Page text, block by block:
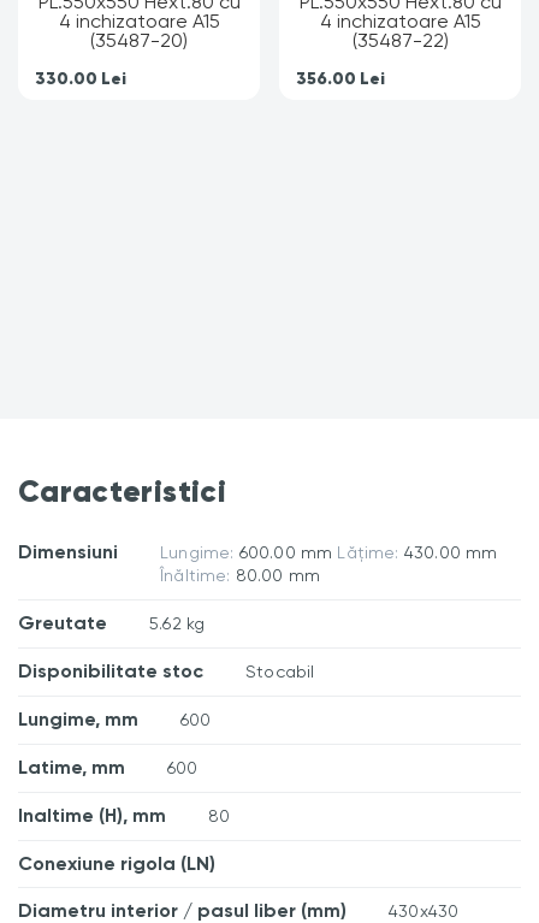
330.00 Lei 356.00 Lei
Caracteristici
Dimensiuni Lungime: 600.00 mm Lățime: 430.00 mm
Înăltime: 80.00 mm
Greutate 5.62 kg
Disponibilitate stoc Stocabil
Lungime, mm 600
Latime, mm 600
Inaltime (H), mm 80
Conexiune rigola (LN)
Diametru interior / pasul liber (mm) 430x430